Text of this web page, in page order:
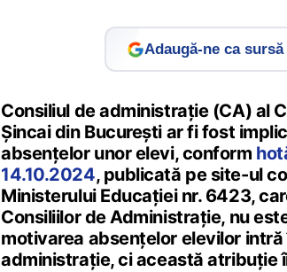
Adaugă-ne ca
Consiliul de administrație (CA) al
Șincai din București ar fi fost
absențelor unor elevi, conform
14.10.2024, publicată pe site-ul
Ministerului Educației nr. 6423,
Consiliilor de Administrație, nu
motivarea absențelor elevilor
administrație, ci această atribuție